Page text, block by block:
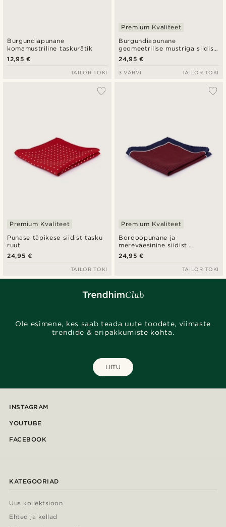
Burgundiapunane
komamustriline taskurätik
12,95 €
TAILOR TOKI
Burgundiapunane
geomeetrilise mustriga siidist
taskurätik
Premium Kvaliteet
24,95 €
3 VÄRVI TAILOR TOKI
Punase täpikese siidist tasku
ruut
Premium Kvaliteet
24,95 €
TAILOR TOKI
Bordoopunane ja
mereväesinine siidist
taskurätik
Premium Kvaliteet
24,95 €
TAILOR TOKI
Ole esimene, kes saab teada uute toodete, viimaste
trendide & eripakkumiste kohta.
LIITU
INSTAGRAM
YOUTUBE
FACEBOOK
KATEGOORIAD
Uus kollektsioon
Ehted ja kellad